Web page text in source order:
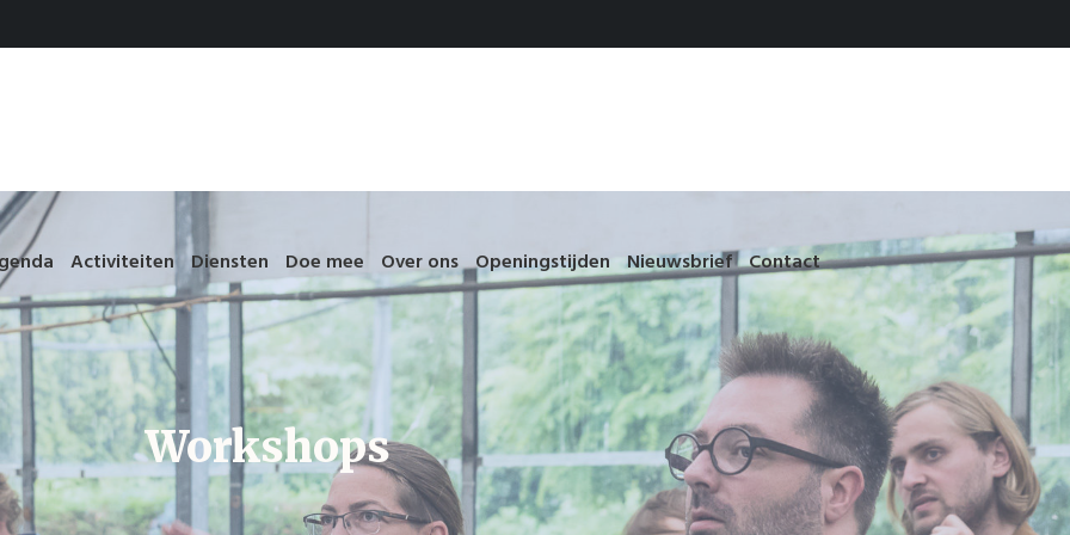
Activiteiten Diensten Doe mee Over ons Openingstijden Nieuwsbrief Contact
Workshops